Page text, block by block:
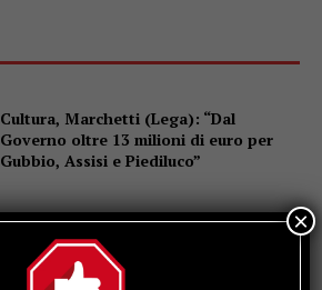
Cultura, Marchetti (Lega): “Dal
Governo oltre 13 milioni di euro per
Gubbio, Assisi e Piediluco”
Fiere di San Bartolomeo, la Chianina
torna in gara: al parco Langer la sfida
di 30 giganti bianchi
×